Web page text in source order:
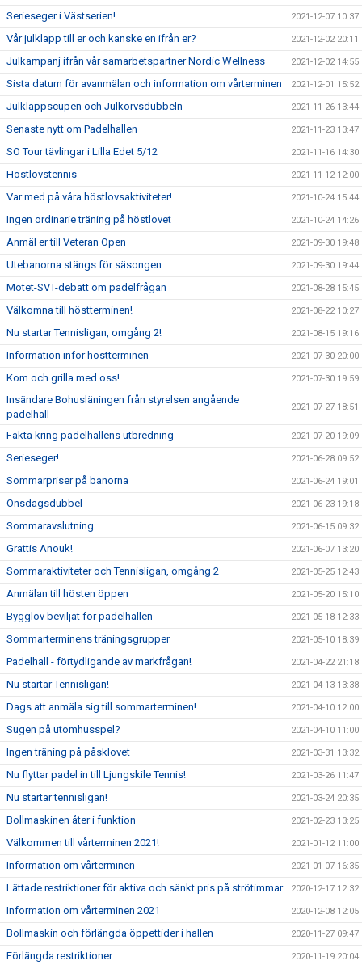
Serieseger i Västserien! 2021-12-07 10:37
Vår julklapp till er och kanske en ifrån er? 2021-12-02 20:11
Julkampanj ifrån vår samarbetspartner Nordic Wellness 2021-12-02 14:55
Sista datum för avanmälan och information om vårterminen 2021-12-01 15:52
Julklappscupen och Julkorvsdubbeln 2021-11-26 13:44
Senaste nytt om Padelhallen 2021-11-23 13:47
SO Tour tävlingar i Lilla Edet 5/12 2021-11-16 14:30
Höstlovstennis 2021-11-12 12:00
Var med på våra höstlovsaktiviteter! 2021-10-24 15:44
Ingen ordinarie träning på höstlovet 2021-10-24 14:26
Anmäl er till Veteran Open 2021-09-30 19:48
Utebanorna stängs för säsongen 2021-09-30 19:44
Mötet-SVT-debatt om padelfrågan 2021-08-28 15:45
Välkomna till höstterminen! 2021-08-22 10:27
Nu startar Tennisligan, omgång 2! 2021-08-15 19:16
Information inför höstterminen 2021-07-30 20:00
Kom och grilla med oss! 2021-07-30 19:59
Insändare Bohusläningen från styrelsen angående
padelhall
2021-07-27 18:51
Fakta kring padelhallens utbredning 2021-07-20 19:09
Serieseger! 2021-06-28 09:52
Sommarpriser på banorna 2021-06-24 19:01
Onsdagsdubbel 2021-06-23 19:18
Sommaravslutning 2021-06-15 09:32
Grattis Anouk! 2021-06-07 13:20
Sommaraktiviteter och Tennisligan, omgång 2 2021-05-25 12:43
Anmälan till hösten öppen 2021-05-20 15:10
Bygglov beviljat för padelhallen 2021-05-18 12:33
Sommarterminens träningsgrupper 2021-05-10 18:39
Padelhall - förtydligande av markfrågan! 2021-04-22 21:18
Nu startar Tennisligan! 2021-04-13 13:38
Dags att anmäla sig till sommarterminen! 2021-04-10 12:00
Sugen på utomhusspel? 2021-04-10 11:00
Ingen träning på påsklovet 2021-03-31 13:32
Nu flyttar padel in till Ljungskile Tennis! 2021-03-26 11:47
Nu startar tennisligan! 2021-03-24 20:35
Bollmaskinen åter i funktion 2021-02-23 13:25
Välkommen till vårterminen 2021! 2021-01-12 11:00
Information om vårterminen 2021-01-07 16:35
Lättade restriktioner för aktiva och sänkt pris på strötimmar 2020-12-17 12:32
Information om vårterminen 2021 2020-12-08 12:05
Bollmaskin och förlängda öppettider i hallen 2020-11-27 09:47
Förlängda restriktioner 2020-11-19 20:04